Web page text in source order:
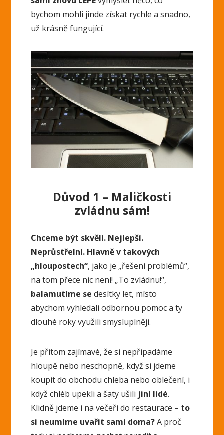
bychom mohli jinde získat rychle a snadno,
už krásně fungující.
Důvod 1 – Maličkosti
zvládnu sám!
Chceme být skvělí. Nejlepší.
Neprůstřelní. Hlavně v takových
„hloupostech“, jako je „řešení problémů“,
na tom přece nic není! „To zvládnu!“,
balamutíme se desítky let, místo
abychom vyhledali odbornou pomoc a ty
dlouhé roky využili smysluplněji.
Je přitom zajímavé, že si nepřipadáme
hloupě nebo neschopně, když si jdeme
koupit do obchodu chleba nebo oblečení, i
když chléb upekli a šaty ušili jiní lidé.
Klidně jdeme i na večeři do restaurace – to
si neumíme uvařit sami doma?A proč